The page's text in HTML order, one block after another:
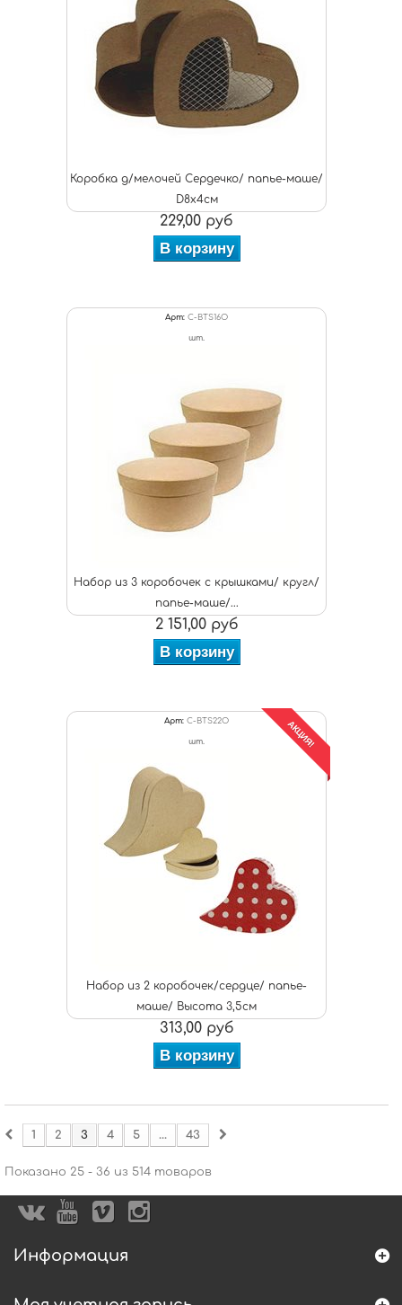
Коробка д/мелочей Сердечко/ папье-маше/
D8х4см
229,00 руб
В корзину
Арт: C-BTS16O
шт.
Набор из 3 коробочек с крышками/ кругл/
папье-маше/...
2 151,00 руб
В корзину
Арт: C-BTS22O
шт.
Набор из 2 коробочек/сердце/ папье-
маше/ Высота 3,5см
АКЦИЯ!
313,00 руб
В корзину
1 2 3 4 5 ... 43
Показано 25 - 36 из 514 товаров
Информация